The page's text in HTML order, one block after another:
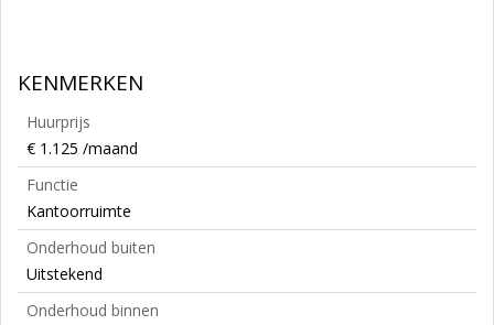
KENMERKEN
Huurprijs
€ 1.125 /maand
Functie
Kantoorruimte
Onderhoud buiten
Uitstekend
Onderhoud binnen